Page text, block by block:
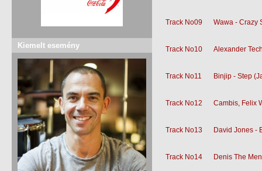
Kiemelt esemény
Track No09 Wawa - Crazy
Track No10 Alexander
Track No11 Binjip - Step
Track No12 Cambis, Felix
Track No13 David Jones -
Track No14 Denis The